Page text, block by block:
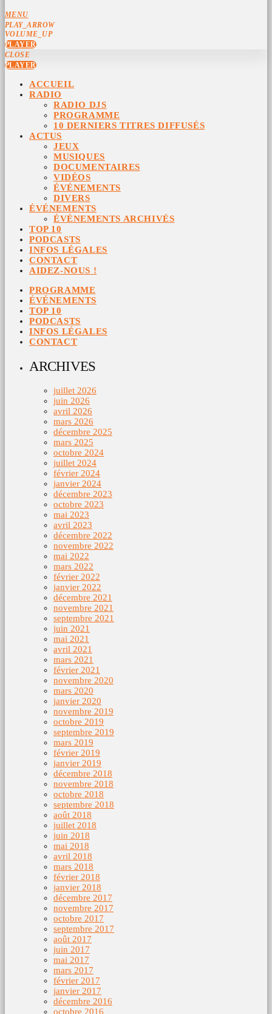
MENU
PLAY_ARROW
VOLUME_UP
PLAYER
CLOSE
PLAYER
ACCUEIL
RADIO
RADIO DJS
PROGRAMME
10 DERNIERS TITRES DIFFUSÉS
ACTUS
JEUX
MUSIQUES
DOCUMENTAIRES
VIDÉOS
ÉVÉNEMENTS
DIVERS
ÉVÉNEMENTS
ÉVÉNEMENTS ARCHIVÉS
TOP 10
PODCASTS
INFOS LÉGALES
CONTACT
AIDEZ-NOUS !
PROGRAMME
ÉVÉNEMENTS
TOP 10
PODCASTS
INFOS LÉGALES
CONTACT
ARCHIVES
juillet 2026
juin 2026
avril 2026
mars 2026
décembre 2025
mars 2025
octobre 2024
juillet 2024
février 2024
janvier 2024
décembre 2023
octobre 2023
mai 2023
avril 2023
décembre 2022
novembre 2022
mai 2022
mars 2022
février 2022
janvier 2022
décembre 2021
novembre 2021
septembre 2021
juin 2021
mai 2021
avril 2021
mars 2021
février 2021
novembre 2020
mars 2020
janvier 2020
novembre 2019
octobre 2019
septembre 2019
mars 2019
février 2019
janvier 2019
décembre 2018
novembre 2018
octobre 2018
septembre 2018
août 2018
juillet 2018
juin 2018
mai 2018
avril 2018
mars 2018
février 2018
janvier 2018
décembre 2017
novembre 2017
octobre 2017
septembre 2017
août 2017
juin 2017
mai 2017
mars 2017
février 2017
janvier 2017
décembre 2016
octobre 2016